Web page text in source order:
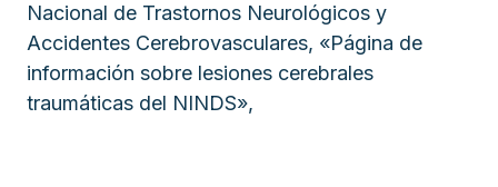
Nacional de Trastornos Neurológicos y
Accidentes Cerebrovasculares, «Página de
información sobre lesiones cerebrales
traumáticas del NINDS»,